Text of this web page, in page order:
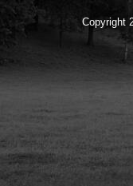
Copyright